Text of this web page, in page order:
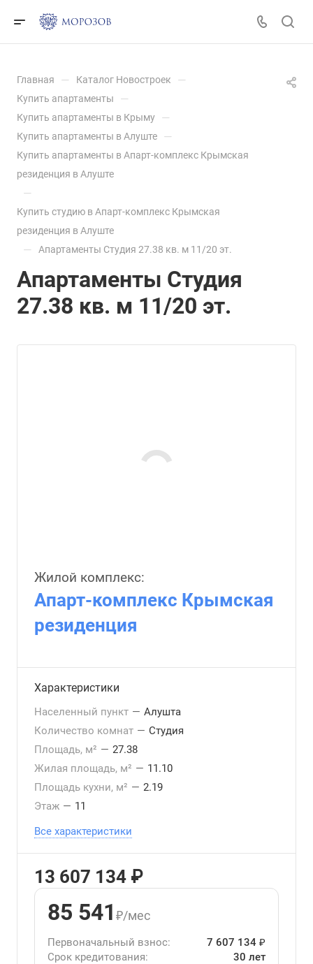
Главная — Каталог Новостроек —
Купить апартаменты —
Купить апартаменты в Крыму —
Купить апартаменты в Алуште —
Купить апартаменты в Апарт-комплекс Крымская
резиденция в Алуште
—
Купить студию в Апарт-комплекс Крымская
резиденция в Алуште
— Апартаменты Студия 27.38 кв. м 11/20 эт.
Апартаменты Студия
27.38 кв. м 11/20 эт.
Жилой комплекс:
Апарт-комплекс Крымская
резиденция
Характеристики
Населенный пункт — Алушта
Количество комнат — Студия
Площадь, м² — 27.38
Жилая площадь, м² — 11.10
Площадь кухни, м² — 2.19
Этаж — 11
Все характеристики
13 607 134 ₽
85 541 ₽/мес
Первоначальный взнос:
7 607 134 ₽
Срок кредитования:
30 лет